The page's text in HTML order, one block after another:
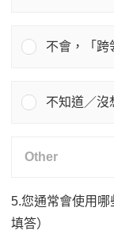
不會，「跨
不知道／沒
5.您通常會使用
填答）